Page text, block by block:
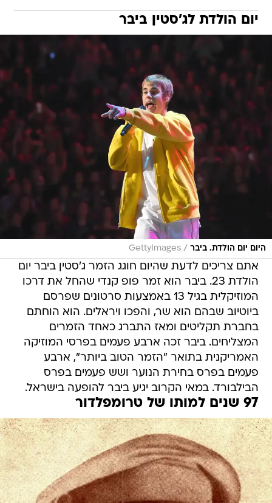
יום הולדת לג'סטין ביבר
היום יום הולדת. ביבר /
GettyImages
אתם צריכים לדעת שהיום חוגג הזמר ג'סטין ביבר יום
הולדת 23. ביבר הוא זמר פופ קנדי שהחל את דרכו
המוזיקלית בגיל 13 באמצעות סרטונים שפרסם
ביוטיוב שבהם הוא שר, והפכו ויראלים. הוא הוחתם
בחברת תקליטים ומאז התברג כאחד הזמרים
המצליחים. ביבר זכה ארבע פעמים בפרסי המוזיקה
האמריקנית בתואר "הזמר הטוב ביותר", ארבע
פעמים בפרס בחירת הנוער ושש פעמים בפרס
הבילבורד. במאי הקרוב יגיע ביבר להופעה בישראל.
97 שנים למותו של טרומפלדור